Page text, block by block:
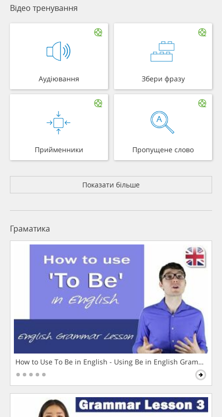
Відео тренування
Аудіювання Збери фразу
Прийменники Пропущене слово
Показати більше
Граматика
How to Use To Be in English - Using Be in English Grammar